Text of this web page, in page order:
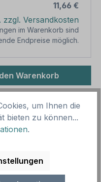
11,66 €
zzgl. Versandkosten
im Warenkorb sind
Endpreise möglich.
Warenkorb
mit kleinem
Mit
um Ihnen die
bieten zu können...
.